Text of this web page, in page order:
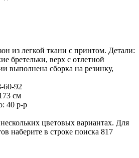
из легкой ткани с принтом. Детали:
бретельки, верх с отлетной
выполнена сборка на резинку,
60-92
см
40 р-р
цветовых вариантах. Для
наберите в строке поиска 817